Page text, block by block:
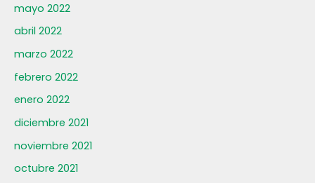
mayo 2022
abril 2022
marzo 2022
febrero 2022
enero 2022
diciembre 2021
noviembre 2021
octubre 2021